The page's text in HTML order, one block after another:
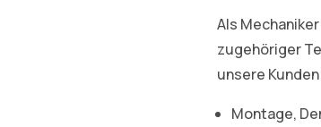
Als
zugehöriger
unsere
Montage,